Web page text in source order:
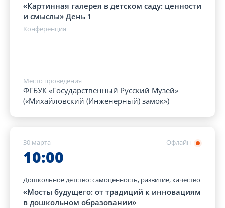
«Картинная галерея в детском саду: ценности
и смыслы» День 1
Конференция
Место проведения
ФГБУК «Государственный Русский Музей»
(«Михайловский (Инженерный) замок»)
Офлайн
30 марта
10:00
Дошкольное детство: самоценность, развитие, качество
«Мосты будущего: от традиций к инновациям
в дошкольном образовании»